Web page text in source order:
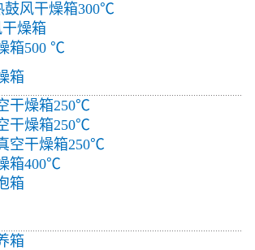
鼓风干燥箱300℃
燥箱
箱500 ℃
箱
干燥箱250℃
干燥箱250℃
空干燥箱250℃
箱400℃
箱
箱